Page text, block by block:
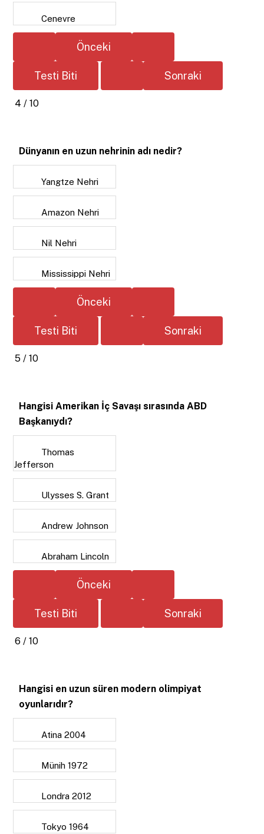
Cenevre
4 / 10
Dünyanın en uzun nehrinin adı nedir?
Yangtze Nehri
Amazon Nehri
Nil Nehri
Mississippi Nehri
5 / 10
Hangisi Amerikan İç Savaşı sırasında ABD
Başkanıydı?
Thomas
Jefferson
Ulysses S. Grant
Andrew Johnson
Abraham Lincoln
6 / 10
Hangisi en uzun süren modern olimpiyat
oyunlarıdır?
Atina 2004
Münih 1972
Londra 2012
Tokyo 1964